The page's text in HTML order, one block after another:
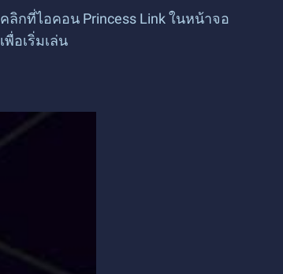
คลิกที่ไอคอน Princess Link ในหน้าจอ
เพื่อเริ่มเล่น